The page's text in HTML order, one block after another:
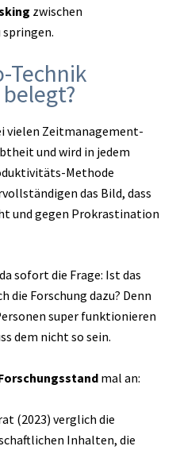
zwischen
springen.
Technik
vielen Zeitmanagement-
und wird in jedem
Methode
das Bild, dass
und gegen Prokrastination
sofort die Frage: Ist das
die Forschung dazu? Denn
super funktionieren
dem nicht so sein.
mal an:
(2023) verglich die
Inhalten, die